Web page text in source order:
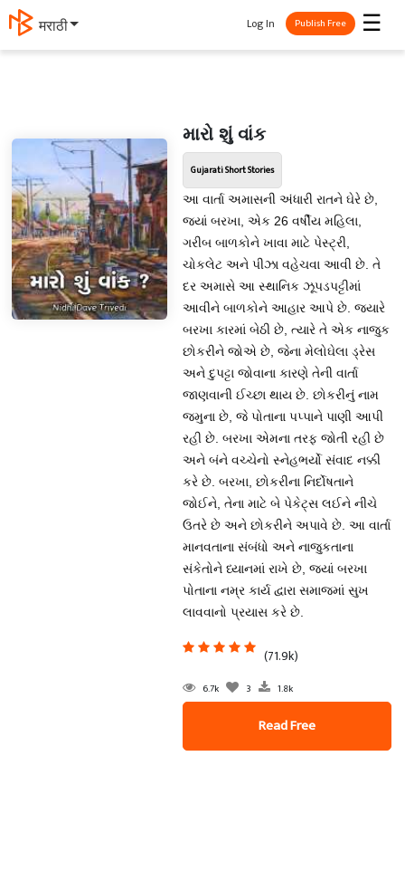
मराठी ☰
Log In Publish Free
મારો શું વાંક
Gujarati Short Stories
આ વાર્તા અમાસની અંધારી રાતને ઘેરે છે,
જ્યાં બરખા, એક 26 વર્ષીય મહિલા,
ગરીબ બાળકોને ખાવા માટે પેસ્ટ્રી,
ચોકલેટ અને પીઝા વહેચવા આવી છે. તે
દર અમાસે આ સ્થાનિક ઝૂપડપટ્ટીમાં
આવીને બાળકોને આહાર આપે છે. જ્યારે
બરખા કારમાં બેઠી છે, ત્યારે તે એક નાજુક
છોકરીને જોએ છે, જેના મેલોઘેલા ડ્રેસ
અને દુપટ્ટા જોવાના કારણે તેની વાર્તા
જાણવાની ઈચ્છા થાય છે. છોકરીનું નામ
જમુના છે, જે પોતાના પપ્પાને પાણી આપી
રહી છે. બરખા એમના તરફ જોતી રહી છે
અને બંને વચ્ચેનો સ્નેહભર્યો સંવાદ નક્કી
કરે છે. બરખા, છોકરીના નિર્દોષતાને
જોઈને, તેના માટે બે પેકેટ્સ લઈને નીચે
ઉતરે છે અને છોકરીને અપાવે છે. આ વાર્તા
માનવતાના સંબંધો અને નાજુકતાના
સંકેતોને ધ્યાનમાં રાખે છે, જ્યાં બરખા
પોતાના નમ્ર કાર્ય દ્વારા સમાજમાં સુખ
લાવવાનો પ્રયાસ કરે છે.
(71.9k)
6.7k 3 1.8k
Read Free